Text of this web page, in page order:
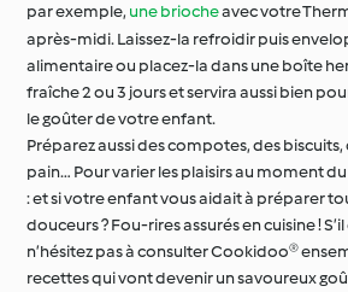
par exemple, une briocheavec votre
après-midi. Laissez-la refroidir puis
alimentaire ou placez-la dans une boîte
fraîche 2 ou 3 jours et servira aussi bien
le goûter de votre enfant.
Préparez aussi des compotes, des
pain… Pour varier les plaisirs au moment
: et si votre enfant vous aidait à préparer
douceurs ? Fou-rires assurés en cuisine !
n’hésitez pas à consulter Cookidoo®
recettes qui vont devenir un savoureux